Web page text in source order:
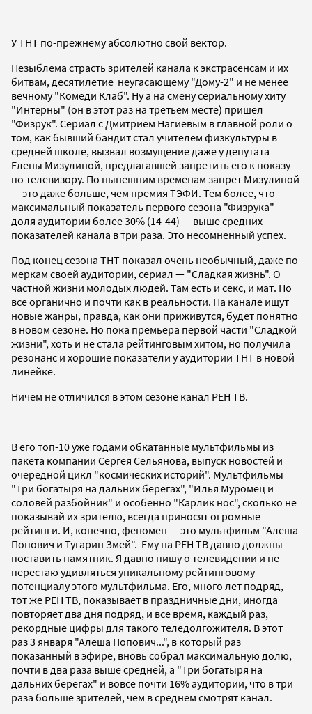
У ТНТ по-прежнему абсолютно свой вектор.
Незыблема страсть зрителей канала к экстрасенсам и их
битвам, десятилетие неугасающему "Дому-2" и не менее
вечному "Комеди Клаб". Ну а на смену сериальному хиту
"Интерны" (он в этот раз на третьем месте) пришел
"Физрук". Сериал с Дмитрием Нагиевым в главной роли о
том, как бывший бандит стал учителем физкультуры в
средней школе, вызвал возмущение даже у депутата
Елены Мизулиной, предлагавшей запретить его к показу
по телевизору. По нынешним временам запрет Мизулиной
— это даже больше, чем премия ТЭФИ. Тем более, что
максимальный показатель первого сезона "Физрука" —
доля аудитории более 30% (14-44) — выше средних
показателей канала в три раза. Это несомненный успех.
Под конец сезона ТНТ показал очень необычный, даже по
меркам своей аудитории, сериал — "Сладкая жизнь". О
частной жизни молодых людей. Там есть и секс, и мат. Но
все органично и почти как в реальности. На канале ищут
новые жанры, правда, как они приживутся, будет понятно
в новом сезоне. Но пока премьера первой части "Сладкой
жизни", хоть и не стала рейтинговым хитом, но получила
резонанс и хорошие показатели у аудитории ТНТ в новой
линейке.
Ничем не отличился в этом сезоне канал РЕН ТВ.
В его топ-10 уже годами обкатанные мультфильмы из
пакета компании Сергея Сельянова, выпуск новостей и
очередной цикл "космических историй". Мультфильмы
"Три богатыря на дальних берегах", "Илья Муромец и
соловей разбойник" и особенно "Карлик нос", сколько не
показывай их зрителю, всегда приносят огромные
рейтинги. И, конечно, феномен — это мультфильм "Алеша
Попович и Тугарин Змей". Ему на РЕН ТВ давно должны
поставить памятник. Я давно пишу о телевидении и не
перестаю удивляться уникальному рейтинговому
потенциалу этого мультфильма. Его, много лет подряд,
тот же РЕН ТВ, показывает в праздничные дни, иногда
повторяет два дня подряд, и все время, каждый раз,
рекордные цифры для такого теледолгожителя. В этот
раз 3 января "Алеша Попович...", в который раз
показанный в эфире, вновь собрал максимальную долю,
почти в два раза выше средней, а "Три богатыря на
дальних берегах" и вовсе почти 16% аудитории, что в три
раза больше зрителей, чем в среднем смотрят канал.